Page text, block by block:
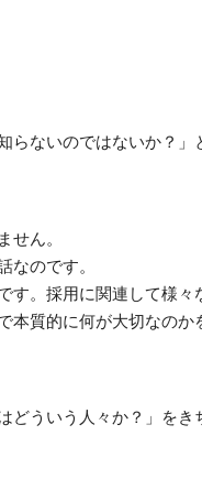
らないのではないか？」
せん。
なのです。
す。採用に関連して様々
本質的に何が大切なのか
どういう人々か？」をき